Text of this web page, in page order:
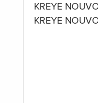
KREYE
KREYE